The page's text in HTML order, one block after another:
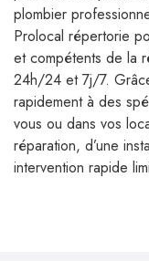
plombier
Prolocal répertorie
et compétents de la
24h/24 et 7j/7.
rapidement à des
vous ou dans vos
réparation, d’une
intervention rapide